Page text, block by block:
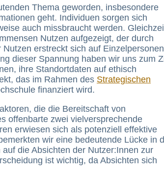
Thema geworden, insbesondere
geht. Individuen sorgen sich
auch missbraucht werden.
Nutzen aufgezeigt, der durch
erstreckt sich auf
dieser Spannung haben wir uns zum
ihre Standortdaten auf ethisch
das im Rahmen des Strategischen
finanziert wird.
die die Bereitschaft von
offenbarte zwei vielversprechende
erwiesen sich als potenziell effektive
wir eine bedeutende Lücke in
die Absichten der Nutzer:Innen zur
ist wichtig, da Absichten sich